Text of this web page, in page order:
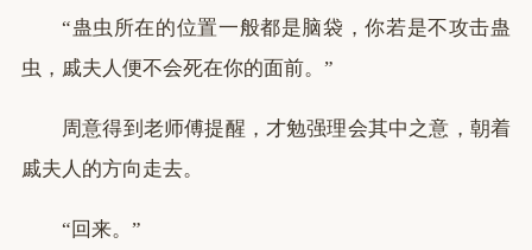
“蛊虫所在的位置一般都是脑袋，你若是不攻击蛊
虫，戚夫人便不会死在你的面前。”
周意得到老师傅提醒，才勉强理会其中之意，朝着
戚夫人的方向走去。
“回来。”